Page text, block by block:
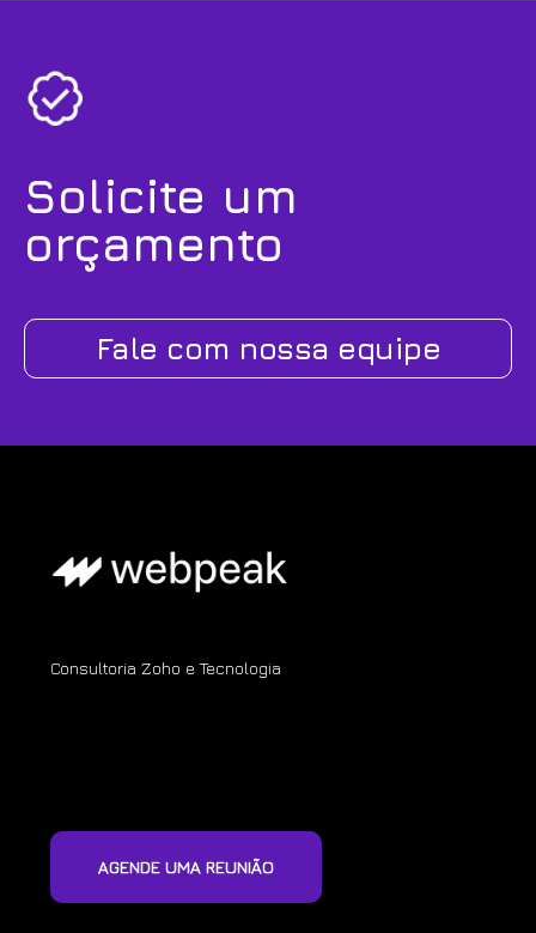
Solicite um
orçamento
Fale com nossa equipe
Consultoria Zoho e Tecnologia
AGENDE UMA REUNIÃO